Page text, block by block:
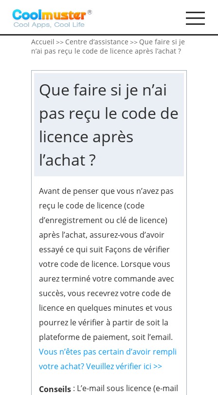
Accueil >> Centre d’assistance >> Que faire si je
n’ai pas reçu le code de licence après l’achat ?
Que faire si je n’ai
pas reçu le code de
licence après
l’achat ?
Avant de penser que vous n’avez pas
reçu le code de licence (code
d’enregistrement ou clé de licence)
après l’achat, assurez-vous d’avoir
essayé ce qui suit Façons de vérifier
votre code de licence. Lorsque vous
aurez terminé votre commande avec
succès, vous recevrez votre code de
licence en quelques minutes et vous
pourrez le vérifier à partir de soit la
plateforme de paiement, soit l’email.
Vous n’êtes pas certain d’avoir rempli
votre achat? Veuillez vérifier ici >>
Conseils : L’e-mail sous licence (e-mail